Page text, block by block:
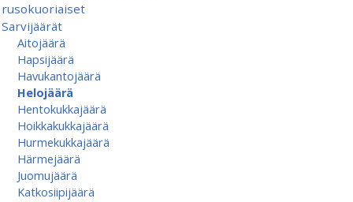
rusokuoriaiset
Sarvijäärät
Aitojäärä
Hapsijäärä
Havukantojäärä
Helojäärä
Hentokukkajäärä
Hoikkakukkajäärä
Hurmekukkajäärä
Härmejäärä
Juomujäärä
Katkosiipijäärä